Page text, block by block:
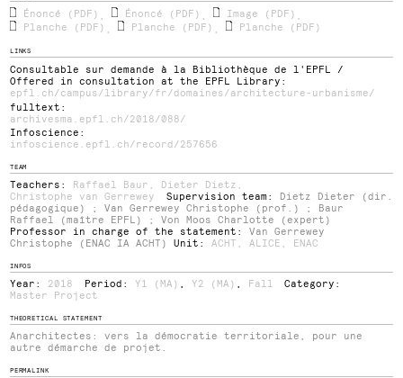
Énoncé (PDF) Énoncé (PDF) , Image (PDF)
Planche (PDF)
Planche (PDF) , Planche (PDF)
LINKS
Consultable sur demande à la Bibliothèque de l'EPFL /
Offered in consultation at the EPFL Library:
epfl.ch/campus/library/fr/domaines/architecture-urbanisme/
fulltext:
archivesma.epfl.ch/2018/088/
Infoscience:
infoscience.epfl.ch/record/257656
TEAM
Teachers: Raffael Baur Dieter Dietz
Christophe van Gerrewey
Supervision team:
Dietz Dieter (dir.
pédagogique) ; Van Gerrewey Christophe (prof.) ; Baur
Raffael (maître EPFL) ; Von Moos Charlotte (expert)
Professor in charge of the statement: Van Gerrewey
Christophe (ENAC IA ACHT)
Unit: ACHT ALICE ENAC
INFOS
Year: 2018 Period: Y1 (MA) Y2 (MA) Fall
Category:
Master Project
THEORETICAL STATEMENT
Anarchitectes: vers la démocratie territoriale, pour une
autre démarche de projet.
PERMALINK